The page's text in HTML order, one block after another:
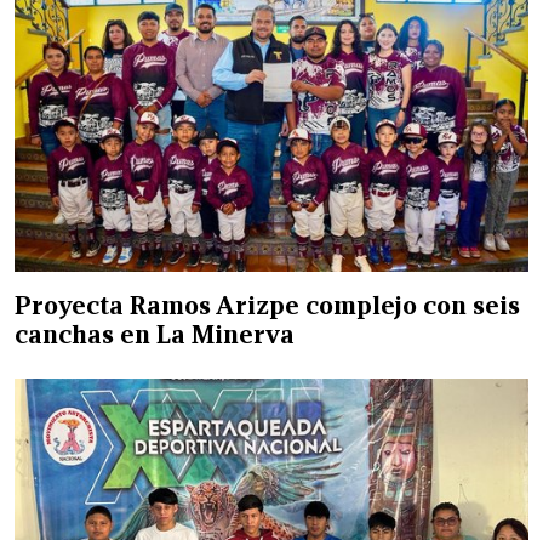
Proyecta Ramos Arizpe complejo con seis
canchas en La Minerva